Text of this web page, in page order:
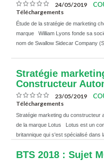
24/05/2019
Téléchargements
Étude de la stratégie de marketing
marque William Lyons fonde sa
nom de Swallow Sidecar Company
Stratégie
Constructeur
23/05/2019
Téléchargements
Stratégie marketing du
de la marque Lotus Lotus est un
britannique qui s'est spécialisé dans
BTS 2018 : Sujet